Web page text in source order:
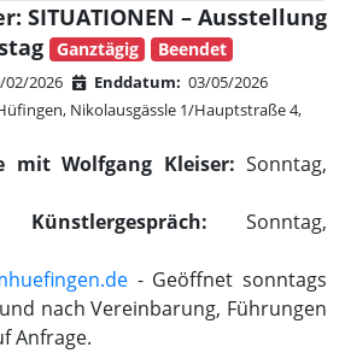
SITUATIONEN – Ausstellung
Ganztägig Beendet
02/2026 Enddatum: 03/05/2026
Nikolausgässle 1/Hauptstraße 4,
mit Wolfgang Kleiser: Sonntag,
Sonntag,
- Geöffnet sonntags
nach Vereinbarung, Führungen
Anfrage.